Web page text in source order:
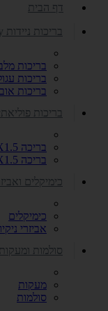
דף הבית
בריכות ניידות bestway
בריכות
בריכות
בריכות
בריכות
בריכה 2.4X4.5X1.5
בריכה 3X6X1.5
כימיקלים
כימיקלים
אביזרי
סולמות ומעקות
מעקות
סולמות